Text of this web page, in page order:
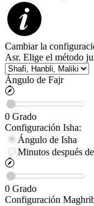
Cambiar la
Asr. Elige el método
Ángulo de Fajr
0 Grado
Configuración Isha:
Ángulo de Isha
Minutos después
0 Grado
Configuración